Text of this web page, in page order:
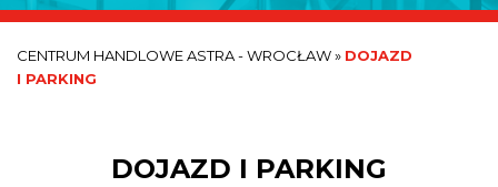
CENTRUM HANDLOWE ASTRA - WROCŁAW» DOJAZD
I PARKING
DOJAZD I PARKING